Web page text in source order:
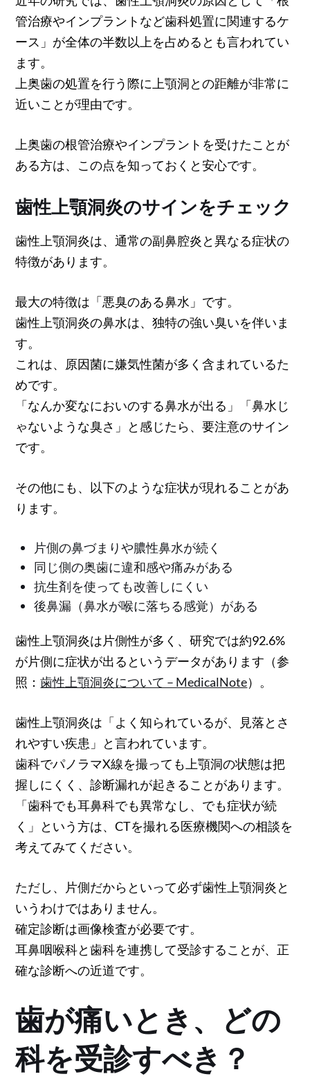
管治療やインプラントなど歯科処置に関連するケ
ース」が全体の半数以上を占めるとも言われてい
ます。
上奥歯の処置を行う際に上顎洞との距離が非常に
近いことが理由です。
上奥歯の根管治療やインプラントを受けたことが
ある方は、この点を知っておくと安心です。
歯性上顎洞炎のサインをチェック
歯性上顎洞炎は、通常の副鼻腔炎と異なる症状の
特徴があります。
最大の特徴は「悪臭のある鼻水」です。
歯性上顎洞炎の鼻水は、独特の強い臭いを伴いま
す。
これは、原因菌に嫌気性菌が多く含まれているた
めです。
「なんか変なにおいのする鼻水が出る」「鼻水じ
ゃないような臭さ」と感じたら、要注意のサイン
です。
その他にも、以下のような症状が現れることがあ
ります。
片側の鼻づまりや膿性鼻水が続く
同じ側の奥歯に違和感や痛みがある
抗生剤を使っても改善しにくい
後鼻漏（鼻水が喉に落ちる感覚）がある
歯性上顎洞炎は片側性が多く、研究では約92.6%
が片側に症状が出るというデータがあります（参
照：歯性上顎洞炎について – MedicalNote）。
歯性上顎洞炎は「よく知られているが、見落とさ
れやすい疾患」と言われています。
歯科でパノラマX線を撮っても上顎洞の状態は把
握しにくく、診断漏れが起きることがあります。
「歯科でも耳鼻科でも異常なし、でも症状が続
く」という方は、CTを撮れる医療機関への相談を
考えてみてください。
ただし、片側だからといって必ず歯性上顎洞炎と
いうわけではありません。
確定診断は画像検査が必要です。
耳鼻咽喉科と歯科を連携して受診することが、正
確な診断への近道です。
歯が痛いとき、どの
科を受診すべき？